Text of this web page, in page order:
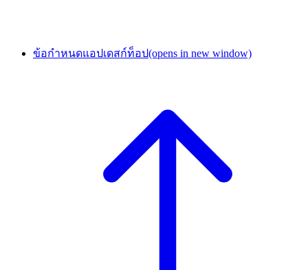
ข้อกำหนดแอปเดสก์ท็อป(opens in new window)